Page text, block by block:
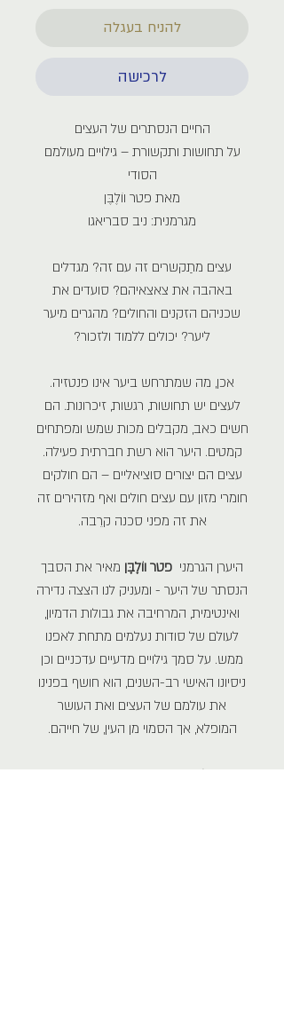
להניח בעגלה
לרכישה
החיים הנסתרים של העצים
על תחושות ותקשורת – גילויים מעולמם
הסודי
מאת פטר ווֹלֶבֶּן
מגרמנית: ניב סבריאגו
עצים מתַקשרים זה עם זה? מגדלים
באהבה את צאצאיהם? סועדים את
שכניהם הזקנים והחולים? מהגרים מיער
ליער? יכולים ללמוד ולזכור?
אכן, מה שמתרחש ביער אינו פנטזיה.
לעצים יש תחושות, רגשות, זיכרונות. הם
חשים כאב, מקבלים מכות שמש ומפתחים
קמטים. היער הוא רשת חברתית פעילה.
עצים הם יצורים סוציאליים – הם חולקים
חומרי מזון עם עצים חולים ואף מזהירים זה
את זה מפני סכנה קרֵבה.
היערן הגרמני פטר ווֹלֶבֶּן מאיר את הסבך
הנסתר של היער - ומעניק לנו הצצה נדירה
ואינטימית, המרחיבה את גבולות הדמיון,
לעולם של סודות נעלמים מתחת לאפנו
ממש. על סמך גילויים מדעיים עדכניים וכן
ניסיונו האישי רב-השנים, הוא חושף בפנינו
את עולמם של העצים ואת העושר
המופלא, אך הסמוי מן העין, של חייהם.
פטר וולבן